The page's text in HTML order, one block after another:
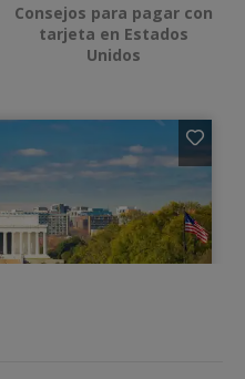
Consejos para pagar con
tarjeta en Estados
Unidos